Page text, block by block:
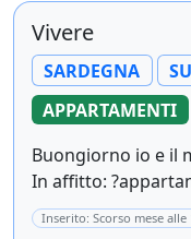
Vivere
SARDEGNA
APPARTAMENTI
Buongiorno io e il
In affitto:
Inserito: Scorso mese alle